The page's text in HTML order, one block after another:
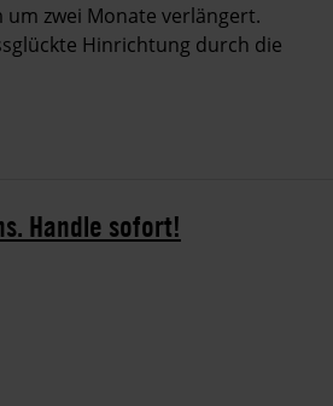
zwei Monate verlängert.
Hinrichtung durch die
Handle sofort!